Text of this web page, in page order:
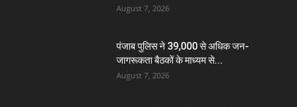
August 7, 2026
पंजाब पुलिस ने 39,000 से अधिक जन-
जागरूकता बैठकों के माध्यम से...
August 7, 2026